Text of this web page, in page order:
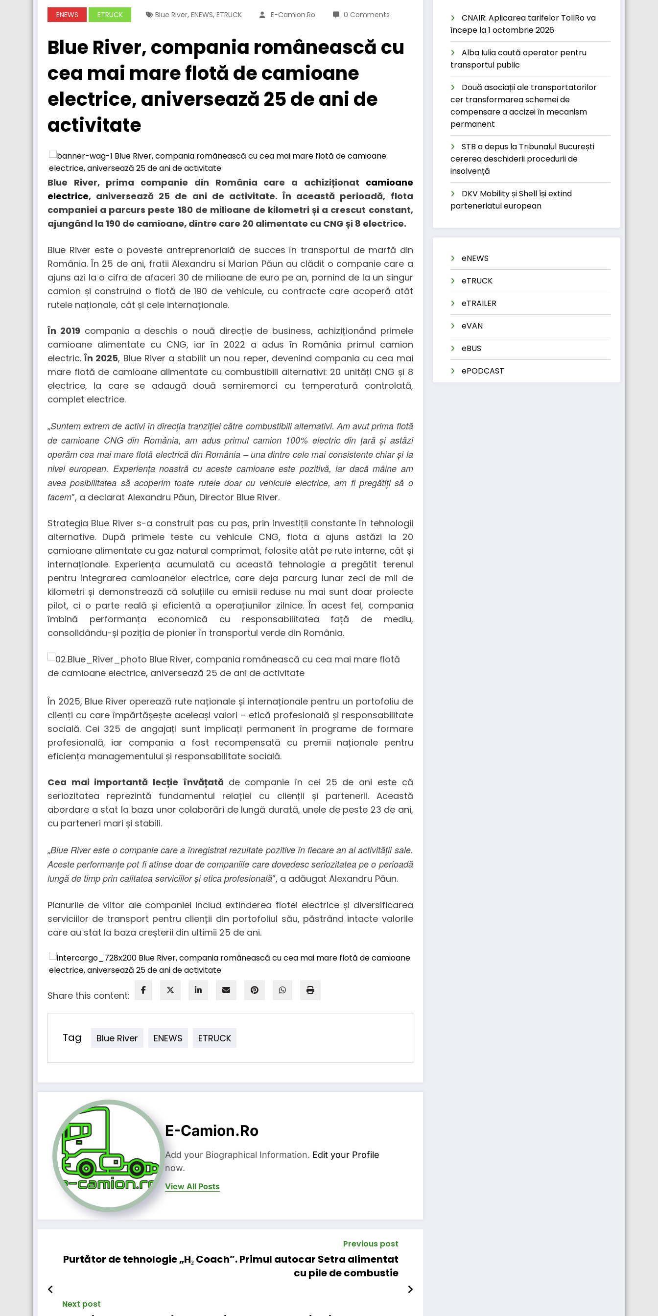
ENEWS ETRUCK Blue River, ENEWS, ETRUCK E-Camion.ro 0 Comments
Blue River, compania românească cu
cea mai mare flotă de camioane
electrice, aniversează 25 de ani de
activitate
Blue River, prima companie din România care a achiziționat camioane
electrice, aniversează 25 de ani de activitate. În această perioadă, flota
companiei a parcurs peste 180 de milioane de kilometri și a crescut constant,
ajungând la 190 de camioane, dintre care 20 alimentate cu CNG și 8 electrice.
Blue River este o poveste antreprenorială de succes în transportul de marfă din
România. În 25 de ani, fratii Alexandru si Marian Păun au clădit o companie care a
ajuns azi la o cifra de afaceri 30 de milioane de euro pe an, pornind de la un singur
camion și construind o flotă de 190 de vehicule, cu contracte care acoperă atât
rutele naționale, cât și cele internaționale.
În 2019 compania a deschis o nouă direcție de business, achiziționând primele
camioane alimentate cu CNG, iar în 2022 a adus în România primul camion
electric.În 2025, Blue River a stabilit un nou reper, devenind compania cu cea mai
mare flotă de camioane alimentate cu combustibili alternativi: 20 unități CNG și 8
electrice, la care se adaugă două semiremorci cu temperatură controlată,
complet electrice.
„Suntem extrem de activi în direcția tranziției către combustibili alternativi. Am avut prima flotă
de camioane CNG din România, am adus primul camion 100% electric din țară și astăzi
operăm cea mai mare flotă electrică din România – una dintre cele mai consistente chiar și la
nivel european. Experiența noastră cu aceste camioane este pozitivă, iar dacă mâine am
avea posibilitatea să acoperim toate rutele doar cu vehicule electrice, am fi pregătiți să o
facem”, a declarat Alexandru Păun, Director Blue River.
Strategia Blue River s-a construit pas cu pas, prin investiții constante în tehnologii
alternative. După primele teste cu vehicule CNG, flota a ajuns astăzi la 20
camioane alimentate cu gaz natural comprimat, folosite atât pe rute interne, cât și
internaționale. Experiența acumulată cu această tehnologie a pregătit terenul
pentru integrarea camioanelor electrice, care deja parcurg lunar zeci de mii de
kilometri și demonstrează că soluțiile cu emisii reduse nu mai sunt doar proiecte
pilot, ci o parte reală și eficientă a operațiunilor zilnice. În acest fel, compania
îmbină performanța economică cu responsabilitatea față de mediu,
consolidându-și poziția de pionier în transportul verde din România.
În 2025, Blue River operează rute naționale și internaționale pentru un portofoliu de
clienți cu care împărtășește aceleași valori – etică profesională și responsabilitate
socială. Cei 325 de angajați sunt implicați permanent în programe de formare
profesională, iar compania a fost recompensată cu premii naționale pentru
eficiența managementului și responsabilitate socială.
Cea mai importantă lecție învățată de companie în cei 25 de ani este că
seriozitatea reprezintă fundamentul relației cu clienții și partenerii. Această
abordare a stat la baza unor colaborări de lungă durată, unele de peste 23 de ani,
cu parteneri mari și stabili.
„Blue River este o companie care a înregistrat rezultate pozitive în fiecare an al activității sale.
Aceste performanțe pot fi atinse doar de companiile care dovedesc seriozitatea pe o perioadă
lungă de timp prin calitatea serviciilor și etica profesională”, a adăugat Alexandru Păun.
Planurile de viitor ale companiei includ extinderea flotei electrice și diversificarea
serviciilor de transport pentru clienții din portofoliul său, păstrând intacte valorile
care au stat la baza creșterii din ultimii 25 de ani.
Share this content:
Tag Blue River ENEWS ETRUCK
E-Camion.ro
Add your Biographical Information. Edit your Profile
now.
View All Posts
Previous post
Purtător de tehnologie „H₂ Coach”. Primul autocar Setra alimentat
cu pile de combustie
Next post
CNAIR: Aplicarea tarifelor TollRo va
începe la 1 octombrie 2026
Alba Iulia caută operator pentru
transportul public
Două asociații ale transportatorilor
cer transformarea schemei de
compensare a accizei în mecanism
permanent
STB a depus la Tribunalul București
cererea deschiderii procedurii de
insolvență
DKV Mobility și Shell își extind
parteneriatul european
eNEWS
eTRUCK
eTRAILER
eVAN
eBUS
ePODCAST